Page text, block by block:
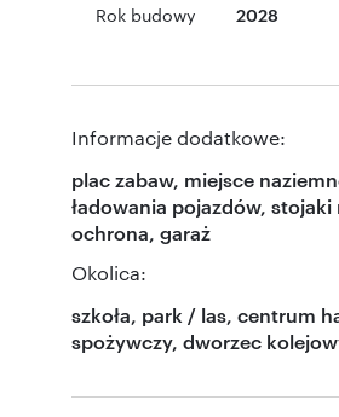
Rok budowy 2028
Informacje dodatkowe:
plac zabaw, miejsce
ładowania pojazdów,
ochrona, garaż
Okolica:
szkoła, park / las, centrum
spożywczy, dworzec